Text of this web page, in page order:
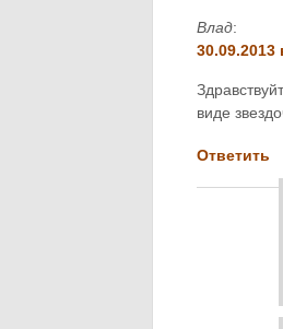
Влад:
30.09.2013
виде
Ответить